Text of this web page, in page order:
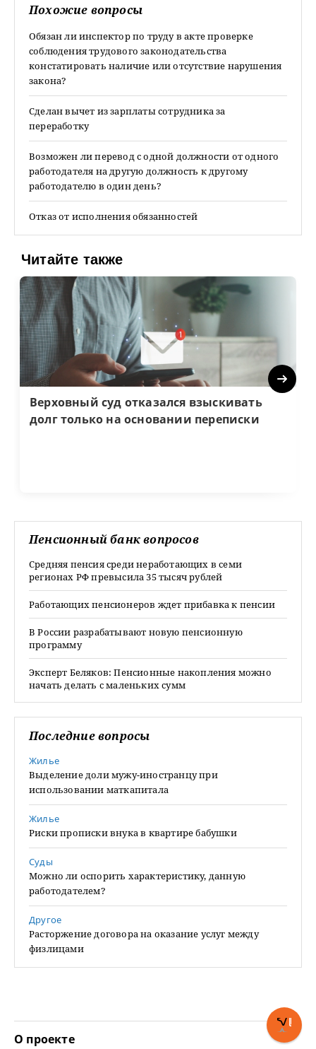
Похожие вопросы
Обязан ли инспектор по труду в акте проверке
соблюдения трудового законодательства
констатировать наличие или отсутствие нарушения
закона?
Сделан вычет из зарплаты сотрудника за
переработку
Возможен ли перевод с одной должности от одного
работодателя на другую должность к другому
работодателю в один день?
Отказ от исполнения обязанностей
Читайте также
Верховный суд отказался взыскивать
долг только на основании переписки
Next
Пенсионный банк вопросов
Средняя пенсия среди неработающих в семи
регионах РФ превысила 35 тысяч рублей
Работающих пенсионеров ждет прибавка к пенсии
В России разрабатывают новую пенсионную
программу
Эксперт Беляков: Пенсионные накопления можно
начать делать с маленьких сумм
Последние вопросы
Жилье
Выделение доли мужу-иностранцу при
использовании маткапитала
Жилье
Риски прописки внука в квартире бабушки
Суды
Можно ли оспорить характеристику, данную
работодателем?
Другое
Расторжение договора на оказание услуг между
физлицами
О проекте